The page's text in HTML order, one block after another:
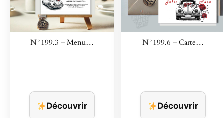
N°199.3 – Menu…
Découvrir
N°199.6 – Carte…
Découvrir